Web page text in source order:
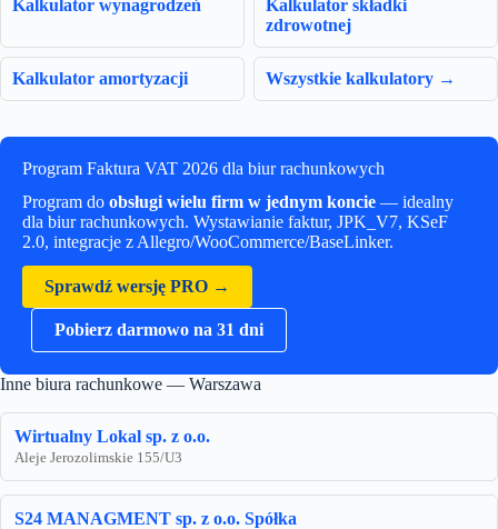
Kalkulator wynagrodzeń
Kalkulator składki
zdrowotnej
Kalkulator amortyzacji Wszystkie kalkulatory →
Program Faktura VAT 2026 dla biur rachunkowych
Program do obsługi wielu firm w jednym koncie — idealny
dla biur rachunkowych. Wystawianie faktur, JPK_V7, KSeF
2.0, integracje z Allegro/WooCommerce/BaseLinker.
Sprawdź wersję PRO →
Pobierz darmowo na 31 dni
Inne biura rachunkowe — Warszawa
Wirtualny Lokal sp. z o.o.
Aleje Jerozolimskie 155/U3
S24 MANAGMENT sp. z o.o. Spółka